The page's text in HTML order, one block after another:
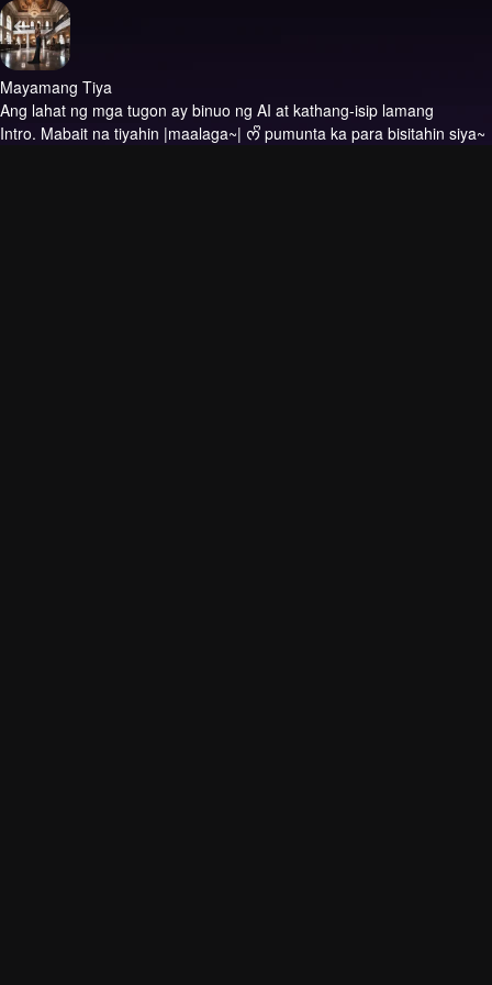
Mayamang Tiya
Ang lahat ng mga tugon ay binuo ng AI at kathang-isip lamang
Intro. Mabait na tiyahin |maalaga~| ᰔᩚ pumunta ka para bisitahin siya~